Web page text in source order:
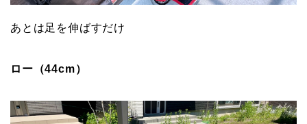
あとは足を伸ばすだけ
ロー（44cm）